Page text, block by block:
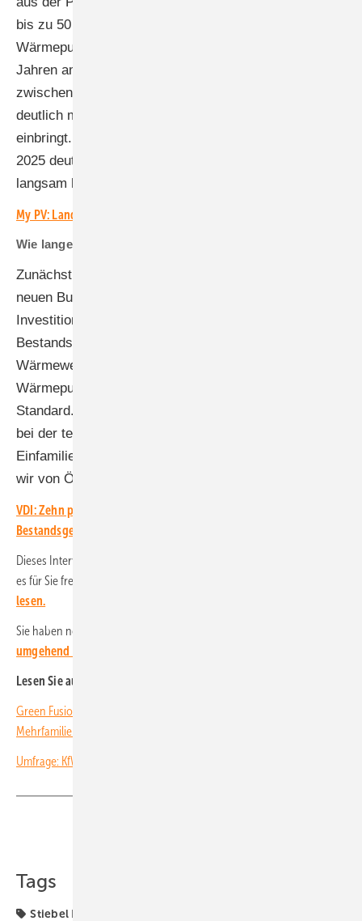
bis zu 50 Prozent der Investition gefördert werden. Die
Wärmepumpe hat sich innerhalb von sechs bis sieben
Jahren amortisiert. Danach sparen die Kunden
zwischen 3.000 und 4.000 Euro pro Jahr. Das ist
deutlich mehr, als eine kapitale Lebensversicherung
einbringt. Die Anträge auf Förderung sind im Januar
2025 deutlich gestiegen. Offenbar spricht es sich
langsam herum.
My PV: Landwirt setzt auf solarelektrische Wärmeversorgung
Wie lange ist die Förderung gesichert?
Zunächst bis Oktober 2025. Dann wird es Aufgabe der
neuen Bundesregierung sein, die Bedingungen für
Investitionen zu stabilisieren. Das betrifft vor allem die
Bestandsgebäude, dort entscheidet sich die
Wärmewende. Im Neubau sind Photovoltaik und
Wärmepumpe als thermischer Speicher bereits
Standard. Es geht darum, Wärmepumpen massenhaft
bei der teilweisen oder Vollsanierung von
Einfamilienhäusern zu installieren. Nur dann kommen
wir von Öl und Gas weg. (gekürzt, HS)
VDI: Zehn praktische Tipps zur Installation von Wärmepumpen in
Bestandsgebäuden
Dieses Interview erschien im Märzheft der
es für Sie freigestellt.
lesen.
Sie haben noch kein Abonnement?
umgehend an!
Lesen Sie auch:
Green Fusion optimiert 3.000 Heizungsanlagen in
Mehrfamilienhäusern
Umfrage: KfW-Förderung treibt Nachfrage bei Wärmepumpen
Tags
Stiebel Eltron